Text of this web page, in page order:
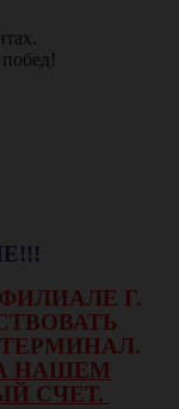
Г.
НАШЕМ
СЧЕТ.